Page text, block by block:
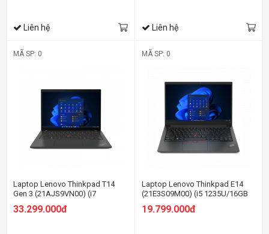
Liên hệ Liên hệ
MÃ SP: 0
Laptop Lenovo Thinkpad T14
Gen 3 (21AJS9VN00) (i7
SSD/14 WUXGA/Dos/Đen)
33.299.000đ
MÃ SP: 0
Laptop Lenovo Thinkpad E14
(21E3S09M00) (i5 1235U/16GB
Đen)
19.799.000đ